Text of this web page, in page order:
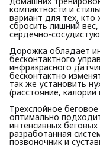
компактности и
вариант для тех,
сбросить лишний
сердечно-
Дорожка обладает
бесконтактного
инфракрасного
бесконтактно
так же установить
(расстояние,
Трехслойное
оптимально
интенсивных
разработанная
позвоночник и